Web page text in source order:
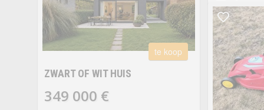
te koop
ZWART OF WIT HUIS
349 000 €